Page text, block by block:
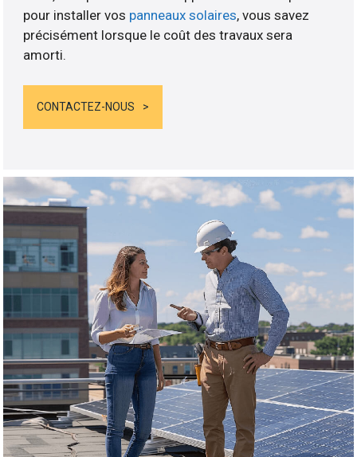
pour installer vos panneaux solaires, vous savez
précisément lorsque le coût des travaux sera
amorti.
CONTACTEZ-NOUS